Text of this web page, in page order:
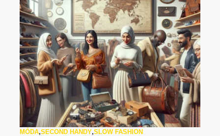
MÓDA,SECOND HANDY,SLOW FASHION